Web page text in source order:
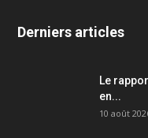
Derniers articles
Le
en...
10 août